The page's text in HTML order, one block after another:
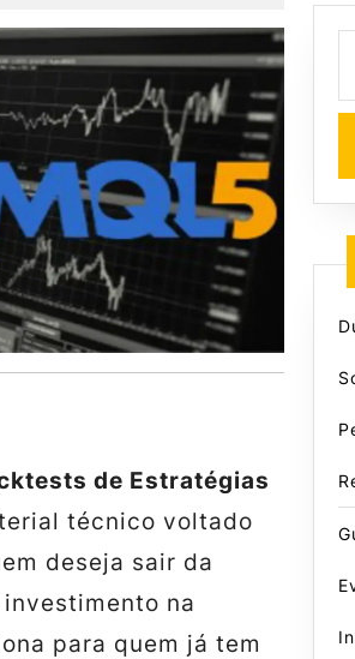
tutorial
de Estratégias
técnico voltado
deseja sair da
na
para quem já tem